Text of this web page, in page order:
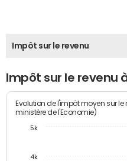
Impôt sur le revenu
Impôt sur le revenu
Evolution de l'impôt moyen sur le
ministère de l'Economie)
4k
5k